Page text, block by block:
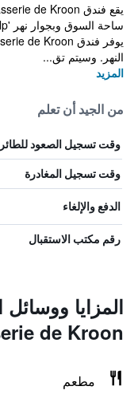
النهر. وسيتم تق...
المزيد
من الجيد أن تعلم
وقت تسجيل الصعود
وقت تسجيل المغادرة
الدفع والإلغاء
رقم مكتب الاستقبال
de Kroon
مطعم